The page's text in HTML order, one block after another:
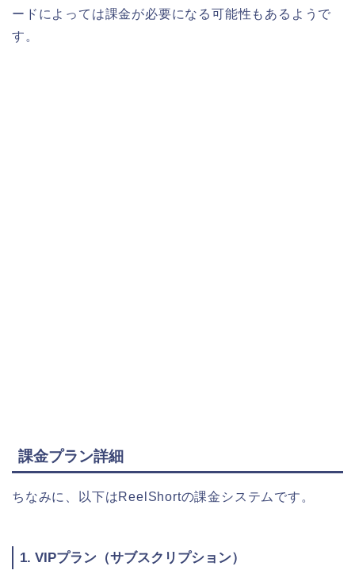
ードによっては課金が必要になる可能性もあるようで
す。
課金プラン詳細
ちなみに、以下はReelShortの課金システムです。
1. VIPプラン（サブスクリプション）